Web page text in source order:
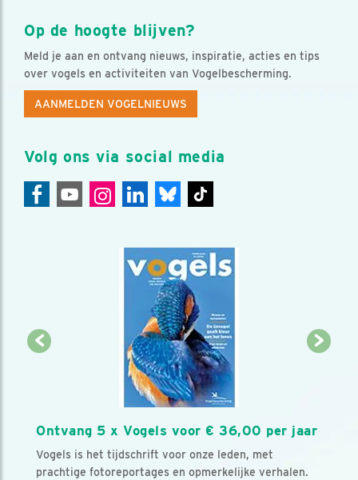
Op de hoogte blijven?
Meld je aan en ontvang nieuws, inspiratie, acties en tips
over vogels en activiteiten van Vogelbescherming.
AANMELDEN VOGELNIEUWS
Volg ons via social media
Ontvang 5 x Vogels voor € 36,00 per jaar
Vogels is het tijdschrift voor onze leden, met
prachtige fotoreportages en opmerkelijke verhalen.